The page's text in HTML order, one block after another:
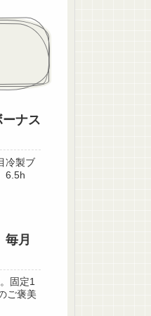
ナス
冷製ブ
6.5h
月
固定1
ご褒美